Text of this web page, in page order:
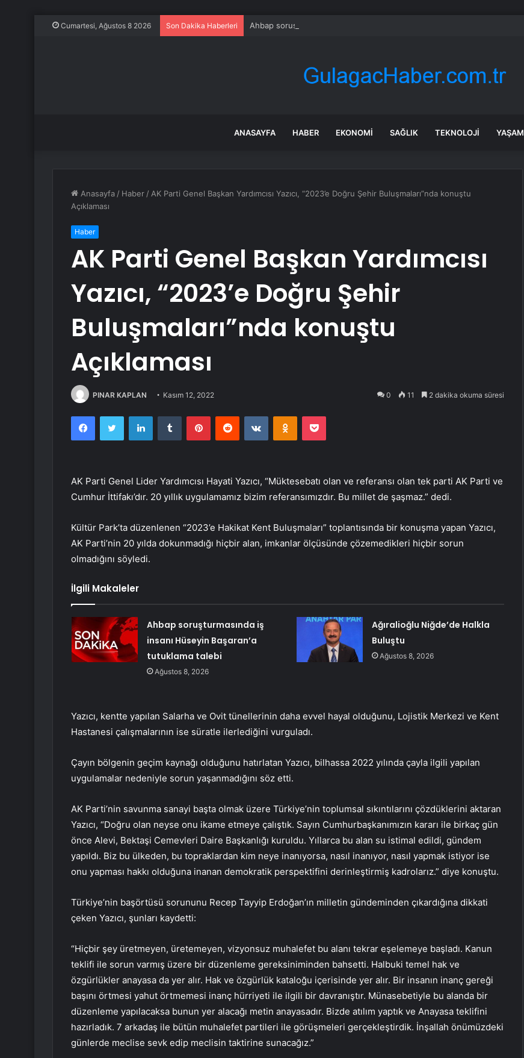
Cumartesi, Ağustos 8 2026 Son Dakika Haberleri Ahbap soruşturmasında iş insanı Hüseyin Başaran’a tutuklama talebi
ANASAYFA HABER EKONOMI SAĞLIK TEKNOLOJI YAŞAM
Anasayfa / Haber / AK Parti Genel Başkan Yardımcısı Yazıcı, “2023’e Doğru Şehir Buluşmaları”nda konuştu
Açıklaması
Haber
AK Parti Genel Başkan Yardımcısı
Yazıcı, “2023’e Doğru Şehir
Buluşmaları”nda konuştu
Açıklaması
PINAR KAPLAN Kasım 12, 2022 0 11 2 dakika okuma süresi
FacebookTwitter LinkedInTumblr PinterestReddit VKontakteOdnoklassniki
Pocket
AK Parti Genel Lider Yardımcısı Hayati Yazıcı, “Müktesebatı olan ve referansı olan tek parti AK Parti ve
Cumhur İttifakı’dır. 20 yıllık uygulamamız bizim referansımızdır. Bu millet de şaşmaz.” dedi.
Kültür Park’ta düzenlenen “2023’e Hakikat Kent Buluşmaları” toplantısında bir konuşma yapan Yazıcı,
AK Parti’nin 20 yılda dokunmadığı hiçbir alan, imkanlar ölçüsünde çözemedikleri hiçbir sorun
olmadığını söyledi.
İlgili Makaleler
Ahbap soruşturmasında iş
insanı Hüseyin Başaran’a
tutuklama talebi
Ağustos 8, 2026
Ağıralioğlu Niğde’de Halkla
Buluştu
Ağustos 8, 2026
Yazıcı, kentte yapılan Salarha ve Ovit tünellerinin daha evvel hayal olduğunu, Lojistik Merkezi ve Kent
Hastanesi çalışmalarının ise süratle ilerlediğini vurguladı.
Çayın bölgenin geçim kaynağı olduğunu hatırlatan Yazıcı, bilhassa 2022 yılında çayla ilgili yapılan
uygulamalar nedeniyle sorun yaşanmadığını söz etti.
AK Parti’nin savunma sanayi başta olmak üzere Türkiye’nin toplumsal sıkıntılarını çözdüklerini aktaran
Yazıcı, “Doğru olan neyse onu ikame etmeye çalıştık. Sayın Cumhurbaşkanımızın kararı ile birkaç gün
önce Alevi, Bektaşi Cemevleri Daire Başkanlığı kuruldu. Yıllarca bu alan su istimal edildi, gündem
yapıldı. Biz bu ülkeden, bu topraklardan kim neye inanıyorsa, nasıl inanıyor, nasıl yapmak istiyor ise
onu yapması hakkı olduğuna inanan demokratik perspektifini derinleştirmiş kadrolarız.” diye konuştu.
Türkiye’nin başörtüsü sorununu Recep Tayyip Erdoğan’ın milletin gündeminden çıkardığına dikkati
çeken Yazıcı, şunları kaydetti:
“Hiçbir şey üretmeyen, üretemeyen, vizyonsuz muhalefet bu alanı tekrar eşelemeye başladı. Kanun
teklifi ile sorun varmış üzere bir düzenleme gereksiniminden bahsetti. Halbuki temel hak ve
özgürlükler anayasa da yer alır. Hak ve özgürlük kataloğu içerisinde yer alır. Bir insanın inanç gereği
başını örtmesi yahut örtmemesi inanç hürriyeti ile ilgili bir davranıştır. Münasebetiyle bu alanda bir
düzenleme yapılacaksa bunun yer alacağı metin anayasadır. Bizde atılım yaptık ve Anayasa teklifini
hazırladık. 7 arkadaş ile bütün muhalefet partileri ile görüşmeleri gerçekleştirdik. İnşallah önümüzdeki
günlerde meclise sevk edip meclisin taktirine sunacağız.”